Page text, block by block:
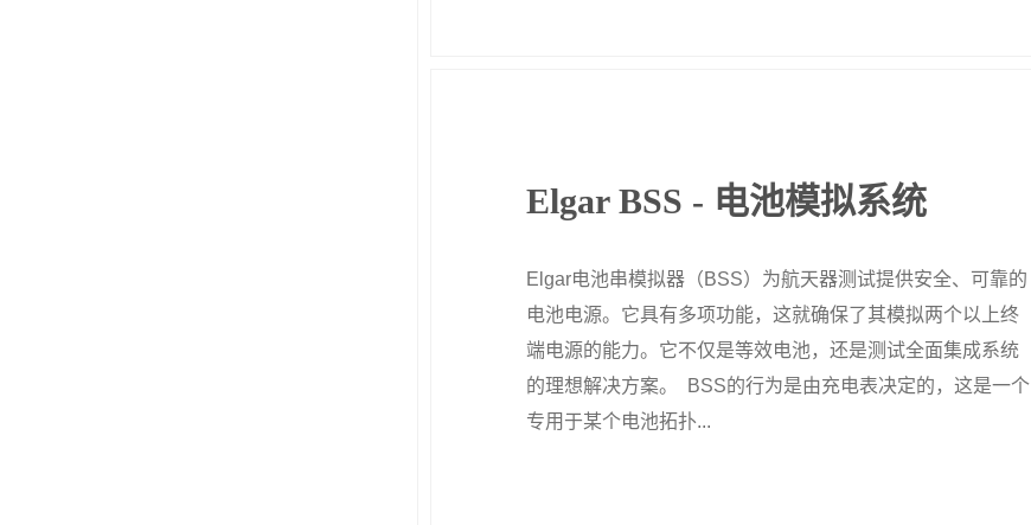
Elgar BSS - 电池模拟系统
Elgar电池串模拟器（BSS）为航天器测试提供安全、可靠的
电池电源。它具有多项功能，这就确保了其模拟两个以上终
端电源的能力。它不仅是等效电池，还是测试全面集成系统
的理想解决方案。 BSS的行为是由充电表决定的，这是一个
专用于某个电池拓扑...